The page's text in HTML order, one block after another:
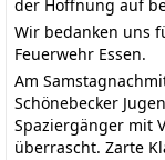
der Hoffnung auf
Wir bedanken uns
Feuerwehr Essen.
Am
Schönebecker
Spaziergänger mit
überrascht. Zarte